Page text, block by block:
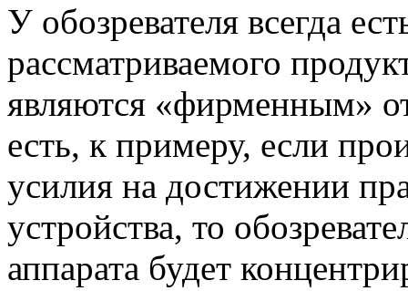
У обозревателя всегда
рассматриваемого
являются «фирменным»
есть, к примеру, если
усилия на достижении
устройства, то
аппарата будет